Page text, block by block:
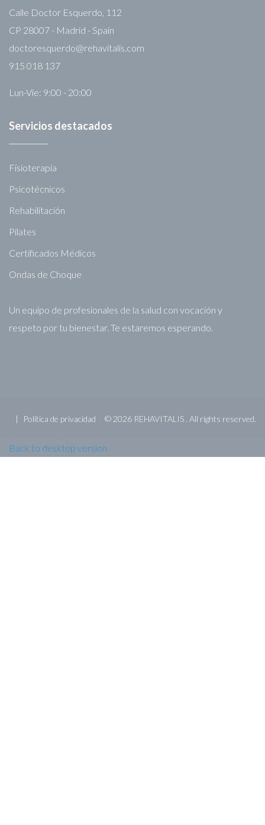
Calle Doctor Esquerdo, 112
CP 28007 - Madrid - Spain
doctoresquerdo@rehavitalis.com
915 018 137
Lun-Vie: 9:00 - 20:00
Servicios destacados
Fisioterapia
Psicotécnicos
Rehabilitación
Pilates
Certificados Médicos
Ondas de Choque
Un equipo de profesionales de la salud con vocación y
respeto por tu bienestar. Te estaremos esperando.
Política de privacidad © 2026 REHAVITALIS . All rights reserved.
Back to desktop version